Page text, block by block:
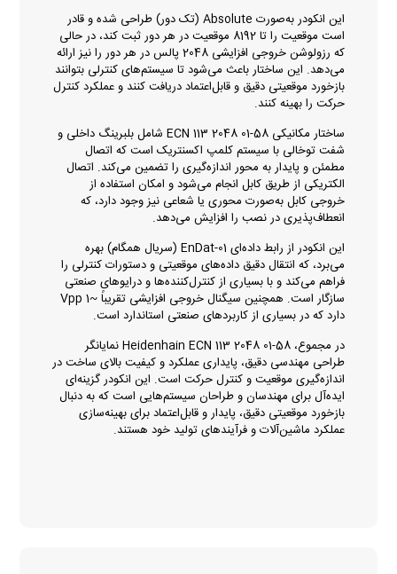
این انکودر به‌صورت Absolute (تک دور) طراحی شده و قادر
است موقعیت را تا 8192 موقعیت در هر دور ثبت کند، در حالی
که رزولوشن خروجی افزایشی 2048 پالس در هر دور را نیز ارائه
می‌دهد. این ساختار باعث می‌شود تا سیستم‌های کنترلی بتوانند
بازخورد موقعیتی دقیق و قابل‌اعتماد دریافت کنند و عملکرد کنترل
حرکت را بهینه کنند.
ساختار مکانیکی ECN 113 2048 01-58 شامل بلبرینگ داخلی و
شفت توخالی با سیستم کلمپ اکسنتریک است که اتصال
مطمئن و پایدار به محور اندازه‌گیری را تضمین می‌کند. اتصال
الکتریکی از طریق کابل انجام می‌شود و امکان استفاده از
خروجی کابل به‌صورت محوری یا شعاعی نیز وجود دارد، که
انعطاف‌پذیری در نصب را افزایش می‌دهد.
این انکودر از رابط داده‌ای EnDat-01 (سریال همگام) بهره
می‌برد، که انتقال دقیق داده‌های موقعیتی و دستورات کنترلی را
فراهم می‌کند و با بسیاری از کنترل‌کننده‌ها و درایوهای صنعتی
سازگار است. همچنین سیگنال خروجی افزایشی تقریباً ~1 Vpp
دارد که در بسیاری از کاربردهای صنعتی استاندارد است.
در مجموع، Heidenhain ECN 113 2048 01-58 نمایانگر
طراحی مهندسی دقیق، پایداری عملکرد و کیفیت بالای ساخت در
اندازه‌گیری موقعیت و کنترل حرکت است. این انکودر گزینه‌ای
ایده‌آل برای مهندسان و طراحان سیستم‌هایی است که به دنبال
بازخورد موقعیتی دقیق، پایدار و قابل‌اعتماد برای بهینه‌سازی
عملکرد ماشین‌آلات و فرآیندهای تولید خود هستند.